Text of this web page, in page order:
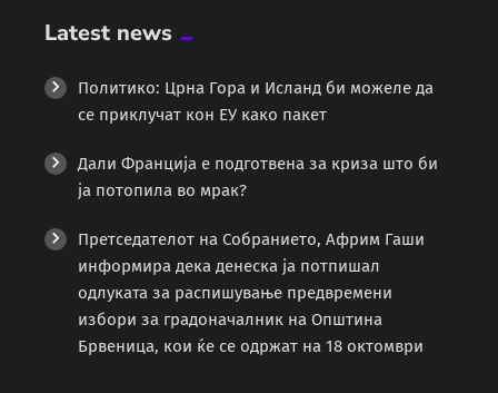
Latest news
Политико: Црна Гора и Исланд би можеле да
се приклучат кон ЕУ како пакет
Дали Франција е подготвена за криза што би
ја потопила во мрак?
Претседателот на Собранието, Африм Гаши
информира дека денеска ја потпишал
одлуката за распишување предвремени
избори за градоначалник на Општина
Брвеница, кои ќе се одржат на 18 октомври